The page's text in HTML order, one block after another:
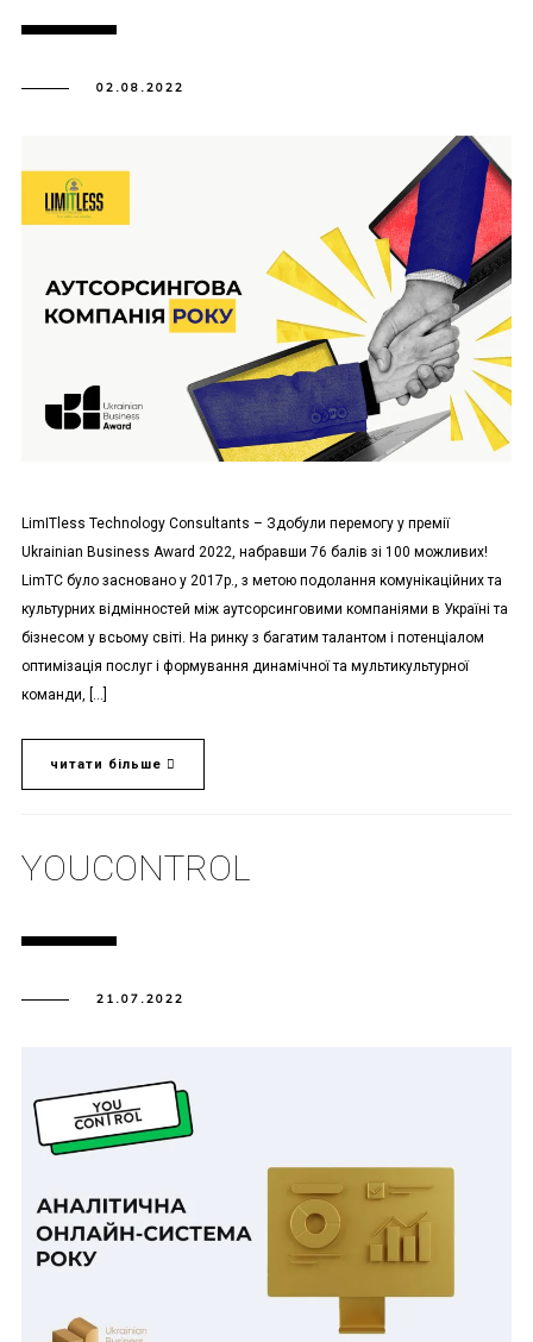
02.08.2022
LimITless Technology Consultants – Здобули перемогу у премії
Ukrainian Business Award 2022, набравши 76 балів зі 100 можливих!
LimTC було засновано у 2017р., з метою подолання комунікаційних та
культурних відмінностей між аутсорсинговими компаніями в Україні та
бізнесом у всьому світі. На ринку з багатим талантом і потенціалом
оптимізація послуг і формування динамічної та мультикультурної
команди, […]
читати більше
YOUCONTROL
21.07.2022